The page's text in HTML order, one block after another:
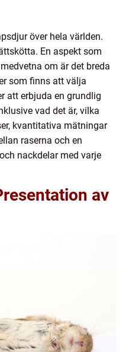
över hela världen.
En aspekt som
om är det breda
som finns att välja
att erbjuda en grundlig
vad det är, vilka
kvantitativa mätningar
raserna och en
nackdelar med varje
av